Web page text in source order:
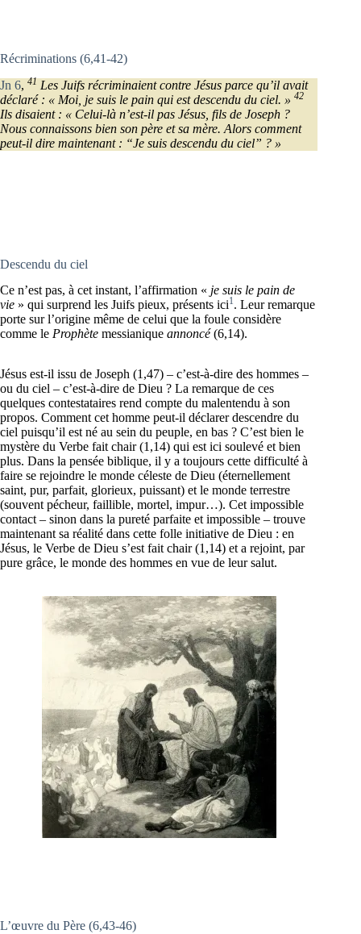
Récriminations (6,41-42)
Jn 6, 41 Les Juifs récriminaient contre Jésus parce qu’il avait
déclaré : « Moi, je suis le pain qui est descendu du ciel. » 42
Ils disaient : « Celui-là n’est-il pas Jésus, fils de Joseph ?
Nous connaissons bien son père et sa mère. Alors comment
peut-il dire maintenant : “Je suis descendu du ciel” ? »
Descendu du ciel
Ce n’est pas, à cet instant, l’affirmation « je suis le pain de
vie » qui surprend les Juifs pieux, présents ici1. Leur remarque
porte sur l’origine même de celui que la foule considère
comme le Prophète messianique annoncé(6,14).
Jésus est-il issu de Joseph (1,47) – c’est-à-dire des hommes –
ou du ciel – c’est-à-dire de Dieu ? La remarque de ces
quelques contestataires rend compte du malentendu à son
propos. Comment cet homme peut-il déclarer descendre du
ciel puisqu’il est né au sein du peuple, en bas ? C’est bien le
mystère du Verbe fait chair (1,14) qui est ici soulevé et bien
plus. Dans la pensée biblique, il y a toujours cette difficulté à
faire se rejoindre le monde céleste de Dieu (éternellement
saint, pur, parfait, glorieux, puissant) et le monde terrestre
(souvent pécheur, faillible, mortel, impur…). Cet impossible
contact – sinon dans la pureté parfaite et impossible – trouve
maintenant sa réalité dans cette folle initiative de Dieu : en
Jésus, le Verbe de Dieu s’est fait chair (1,14) et a rejoint, par
pure grâce, le monde des hommes en vue de leur salut.
L’œuvre du Père (6,43-46)